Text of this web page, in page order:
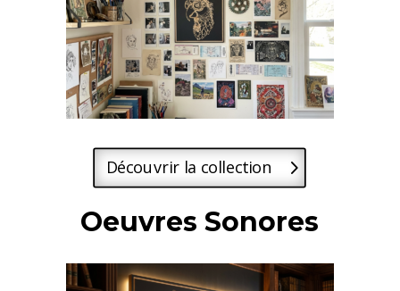
Découvrir la collection
Oeuvres Sonores